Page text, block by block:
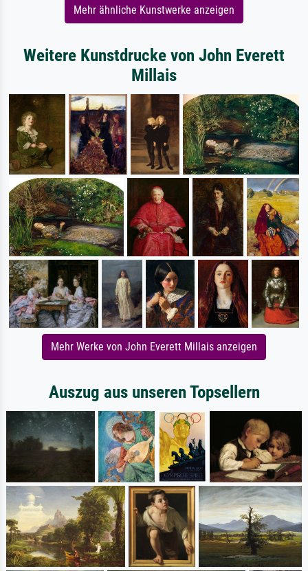
Mehr ähnliche Kunstwerke anzeigen
Weitere Kunstdrucke von John Everett
Millais
Mehr Werke von John Everett Millais anzeigen
Auszug aus unseren Topsellern